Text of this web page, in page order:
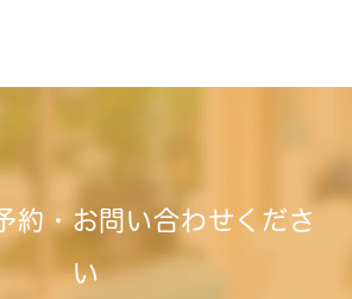
約・お問い合わせくださ
い